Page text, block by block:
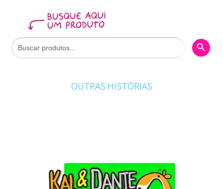
Search
for:
Search
OUTRAS HISTÓRIAS